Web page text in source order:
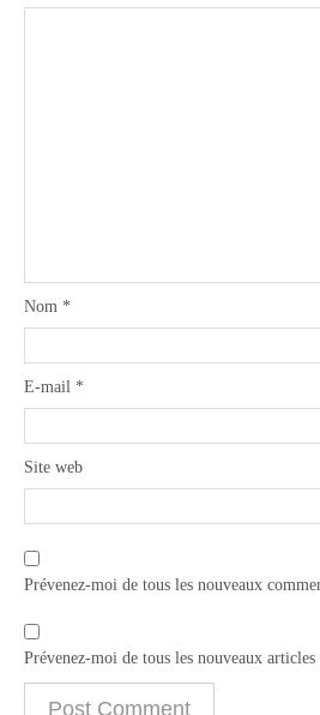
Nom *
E-mail *
Site web
Prévenez-moi de tous les nouveaux
Prévenez-moi de tous les nouveaux articles